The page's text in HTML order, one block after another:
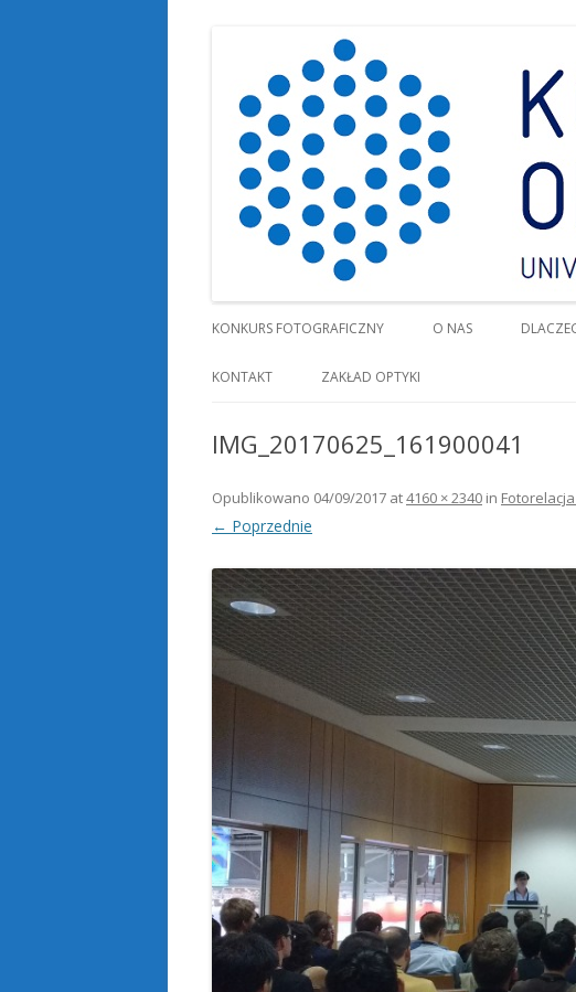
KONKURS FOTOGRAFICZNY O NAS
KONTAKT ZAKŁAD OPTYKI
IMG_20170625_161900041
Opublikowano 04/09/2017 at4160 × 2340 in
← Poprzednie